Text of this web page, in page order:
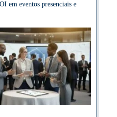
em eventos presenciais e